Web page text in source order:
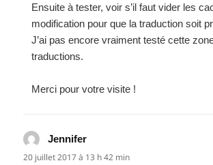
Ensuite à tester, voir s’il faut vider les
modification pour que la traduction soit
J’ai pas encore vraiment testé cette
traductions.
Merci pour votre visite !
Jennifer
20 juillet 2017 à 13 h 42 min